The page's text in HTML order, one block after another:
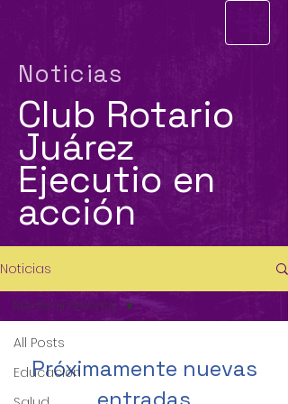
Noticias
Club Rotario
Juárez
Ejecutio en
acción
Noticias
All Posts
Educación
Medioambiente
Próximamente nuevas